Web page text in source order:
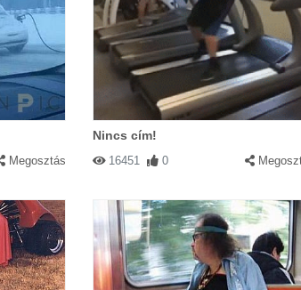
Megosztás
Nincs cím!
16451 0